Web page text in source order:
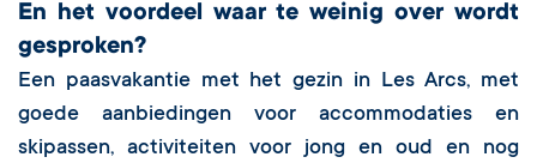
En het voordeel waar te weinig over wordt
gesproken?
Een paasvakantie met het gezin in Les Arcs, met
goede aanbiedingen voor accommodaties en
skipassen, activiteiten voor jong en oud en nog